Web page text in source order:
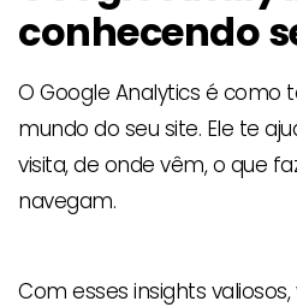
conhecendo
O Google Analytics é como
mundo do seu site. Ele te
visita, de onde vêm, o que
navegam.
Com esses insights